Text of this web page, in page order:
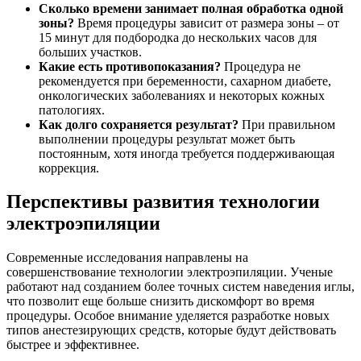
Сколько времени занимает полная обработка одной
зоны? Время процедуры зависит от размера зоны – от
15 минут для подбородка до нескольких часов для
больших участков.
Какие есть противопоказания? Процедура не
рекомендуется при беременности, сахарном диабете,
онкологических заболеваниях и некоторых кожных
патологиях.
Как долго сохраняется результат? При правильном
выполнении процедуры результат может быть
постоянным, хотя иногда требуется поддерживающая
коррекция.
Перспективы развития технологии
электроэпиляции
Современные исследования направлены на
совершенствование технологии электроэпиляции. Ученые
работают над созданием более точных систем наведения иглы,
что позволит еще больше снизить дискомфорт во время
процедуры. Особое внимание уделяется разработке новых
типов анестезирующих средств, которые будут действовать
быстрее и эффективнее.